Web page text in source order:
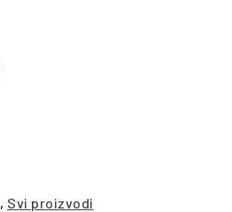
, Svi proizvodi